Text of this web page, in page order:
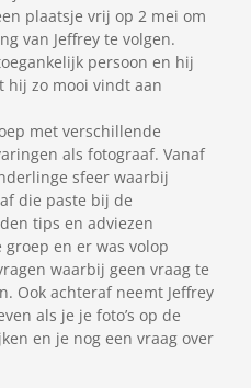
plaatsje vrij op 2 mei om
van Jeffrey te volgen.
persoon en hij
hij zo mooi vindt aan
met verschillende
als fotograaf. Vanaf
sfeer waarbij
die paste bij de
tips en adviezen
en er was volop
waarbij geen vraag te
Ook achteraf neemt Jeffrey
als je je foto’s op de
en je nog een vraag over